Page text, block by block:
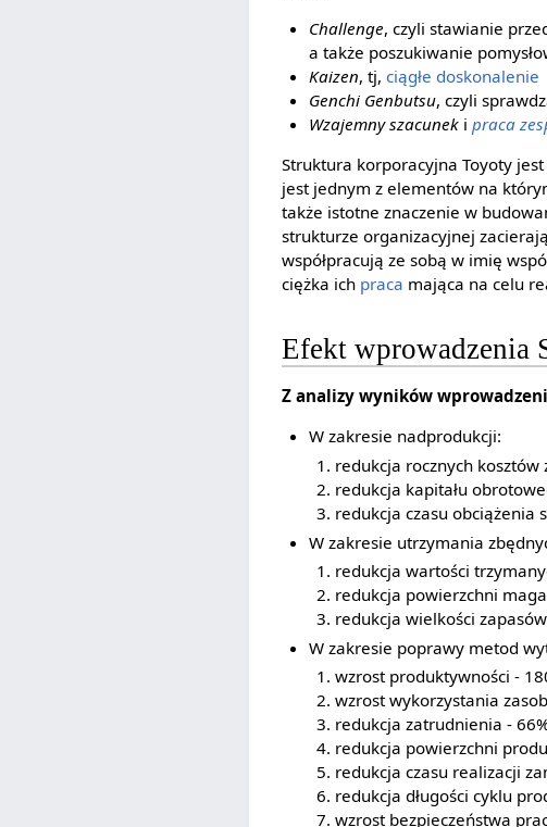
Challenge, czyli stawianie
a także poszukiwanie
Kaizen, tj, ciągłe doskonalenie
Genchi Genbutsu, czyli
Wzajemny szacuneki praca
Struktura korporacyjna Toyoty
jest jednym z elementów na
także istotne znaczenie w
strukturze organizacyjnej
współpracują ze sobą w imię
ciężka ich praca mająca na celu
Efekt wprowadzenia
Z analizy wyników
W zakresie nadprodukcji:
redukcja rocznych kosztów
redukcja kapitału
redukcja czasu obciążenia
W zakresie utrzymania
redukcja wartości
redukcja powierzchni
redukcja wielkości
W zakresie poprawy metod
wzrost produktywności -
wzrost wykorzystania
redukcja zatrudnienia -
redukcja powierzchni
redukcja czasu realizacji
redukcja długości cyklu
wzrost bezpieczeństwa